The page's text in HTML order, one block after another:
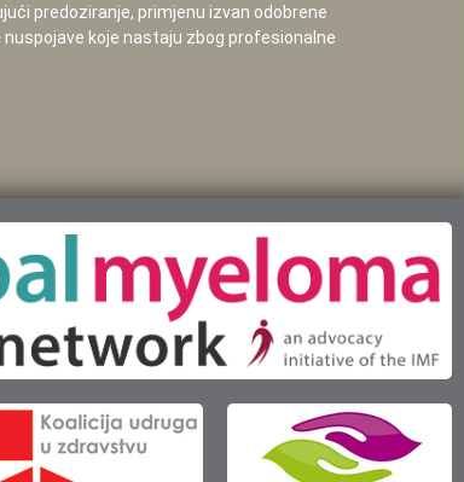
predoziranje, primjenu izvan odobrene
koje nastaju zbog profesionalne